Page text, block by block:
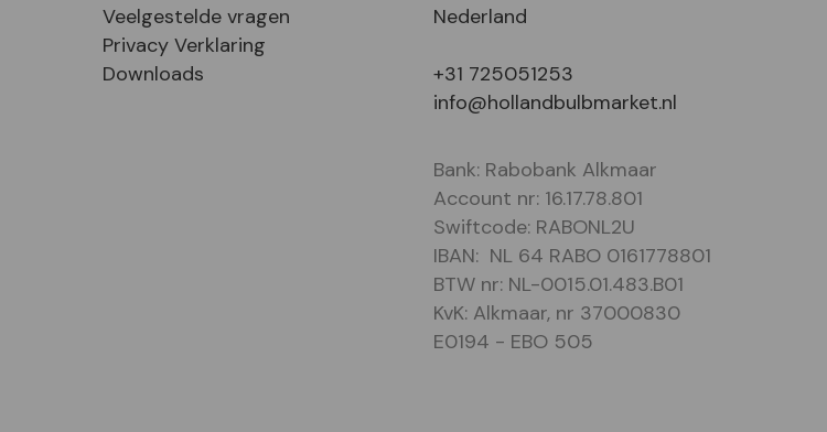
Veelgestelde vragen
Privacy Verklaring
Downloads
Nederland
+31 725051253
info@hollandbulbmarket.nl
Bank: Rabobank Alkmaar
Account nr: 16.17.78.801
Swiftcode: RABONL2U
IBAN: NL 64 RABO 0161778801
BTW nr: NL-0015.01.483.B01
KvK: Alkmaar, nr 37000830
E0194 - EBO 505